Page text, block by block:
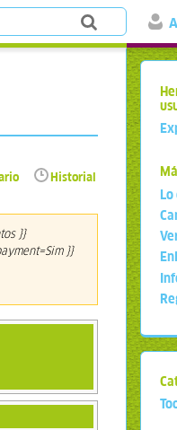
Historial
}}
}}